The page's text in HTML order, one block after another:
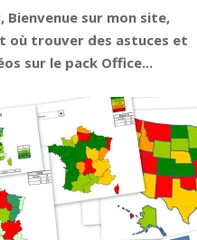
Bienvenue sur mon site,
où trouver des astuces et
sur le pack Office...